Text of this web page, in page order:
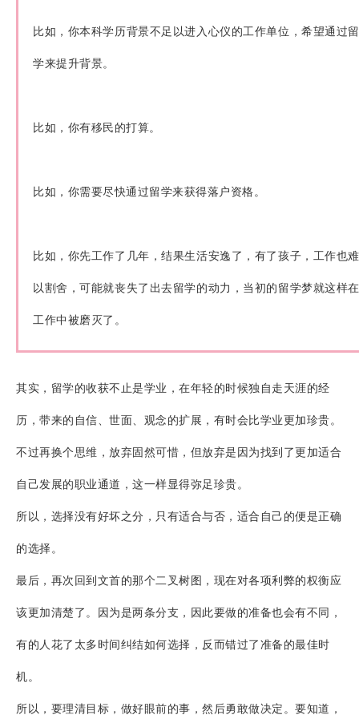
比如，你本科学历背景不足以进入心仪的工作单位，希望通过留
学来提升背景。
比如，你有移民的打算。
比如，你需要尽快通过留学来获得落户资格。
比如，你先工作了几年，结果生活安逸了，有了孩子，工作也难
以割舍，可能就丧失了出去留学的动力，当初的留学梦就这样在
工作中被磨灭了。
其实，留学的收获不止是学业，在年轻的时候独自走天涯的经
历，带来的自信、世面、观念的扩展，有时会比学业更加珍贵。
不过再换个思维，放弃固然可惜，但放弃是因为找到了更加适合
自己发展的职业通道，这一样显得弥足珍贵。
所以，选择没有好坏之分，只有适合与否，适合自己的便是正确
的选择。
最后，再次回到文首的那个二叉树图，现在对各项利弊的权衡应
该更加清楚了。因为是两条分支，因此要做的准备也会有不同，
有的人花了太多时间纠结如何选择，反而错过了准备的最佳时
机。
所以，要理清目标，做好眼前的事，然后勇敢做决定。要知道，